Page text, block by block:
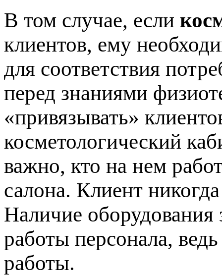
В том случае, если
клиентов, ему
для соответствия
перед знаниями
«привязывать»
косметологический
важно, кто на нем
салона. Клиент
Наличие оборудования
работы персонала,
работы.